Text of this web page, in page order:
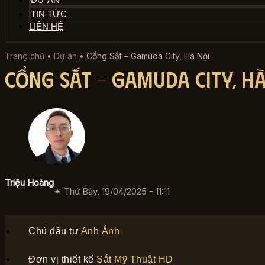
TIN TỨC
LIÊN HỆ
Trang chủ • Dự án • Cổng Sắt – Gamuda City, Hà Nội
Cổng Sắt – Gamuda City,
Triệu Hoàng
✴︎ Thứ Bảy, 19/04/2025 - 11:11
Chủ đầu tư Anh Ánh
Đơn vị thiết kế Sắt Mỹ Thuật HD